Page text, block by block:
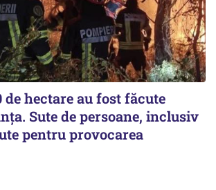
de hectare au fost făcute
Sute de persoane, inclusiv
pentru provocarea